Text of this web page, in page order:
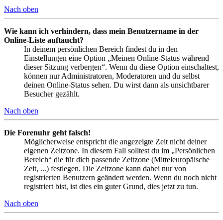
Nach oben
Wie kann ich verhindern, dass mein Benutzername in der
Online-Liste auftaucht?
In deinem persönlichen Bereich findest du in den
Einstellungen eine Option „Meinen Online-Status während
dieser Sitzung verbergen“. Wenn du diese Option einschaltest,
können nur Administratoren, Moderatoren und du selbst
deinen Online-Status sehen. Du wirst dann als unsichtbarer
Besucher gezählt.
Nach oben
Die Forenuhr geht falsch!
Möglicherweise entspricht die angezeigte Zeit nicht deiner
eigenen Zeitzone. In diesem Fall solltest du im „Persönlichen
Bereich“ die für dich passende Zeitzone (Mitteleuropäische
Zeit, ...) festlegen. Die Zeitzone kann dabei nur von
registrierten Benutzern geändert werden. Wenn du noch nicht
registriert bist, ist dies ein guter Grund, dies jetzt zu tun.
Nach oben